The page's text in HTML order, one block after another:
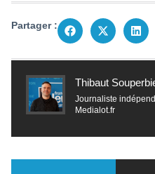
Partager :
Thibaut
Journaliste
Medialot.fr